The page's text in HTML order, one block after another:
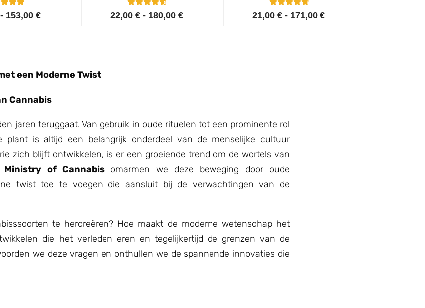
5.00
- 153,00€
Gewaardeer
6
22,00 € - 180,00 €
Gewaardeerd
4.75
4
21,00€ - 171,00€
een Moderne Twist
Cannabis
jaren teruggaat. Van gebruik in oude rituelen tot een prominente rol
plant is altijd een belangrijk onderdeel van de menselijke cultuur
zich blijft ontwikkelen, is er een groeiende trend om de wortels van
Ministry of Cannabis omarmen we deze beweging door oude
twist toe te voegen die aansluit bij de verwachtingen van de
te hercreëren? Hoe maakt de moderne wetenschap het
die het verleden eren en tegelijkertijd de grenzen van de
we deze vragen en onthullen we de spannende innovaties die